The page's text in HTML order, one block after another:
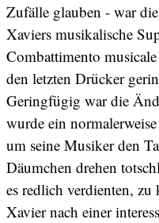
Zufälle glauben - war
Xaviers musikalische
Combattimento
den letzten Drücker
Geringfügig war die
wurde ein
um seine Musiker den
Däumchen drehen
es redlich verdienten, zu
Xavier nach einer